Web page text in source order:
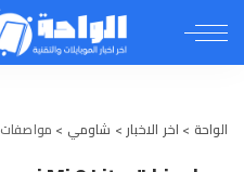
الواحة > اخر الاخبار > شاومي > مواصفات Xiaomi Mi 9 Lite